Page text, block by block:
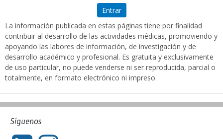
Entrar
La información publicada en estas páginas tiene por finalidad
contribuir al desarrollo de las actividades médicas, promoviendo y
apoyando las labores de información, de investigación y de
desarrollo académico y profesional. Es gratuita y exclusivamente
de uso particular, no puede venderse ni ser reproducida, parcial o
totalmente, en formato electrónico ni impreso.
Síguenos